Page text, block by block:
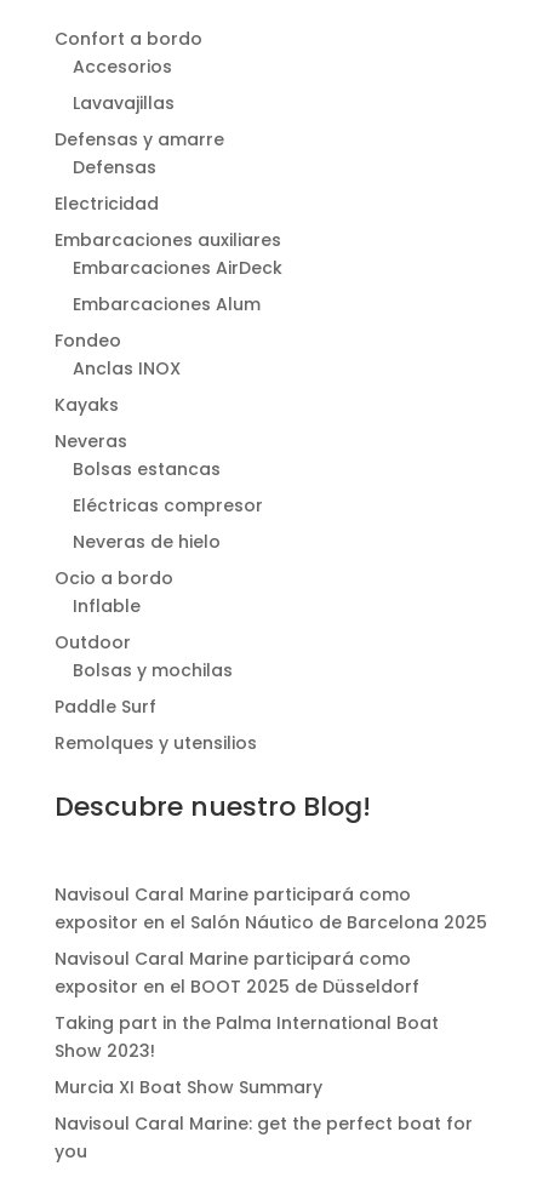
Confort a bordo
Accesorios
Lavavajillas
Defensas y amarre
Defensas
Electricidad
Embarcaciones auxiliares
Embarcaciones AirDeck
Embarcaciones Alum
Fondeo
Anclas INOX
Kayaks
Neveras
Bolsas estancas
Eléctricas compresor
Neveras de hielo
Ocio a bordo
Inflable
Outdoor
Bolsas y mochilas
Paddle Surf
Remolques y utensilios
Descubre nuestro Blog!
Navisoul Caral Marine participará como
expositor en el Salón Náutico de Barcelona 2025
Navisoul Caral Marine participará como
expositor en el BOOT 2025 de Düsseldorf
Taking part in the Palma International Boat
Show 2023!
Murcia XI Boat Show Summary
Navisoul Caral Marine: get the perfect boat for
you